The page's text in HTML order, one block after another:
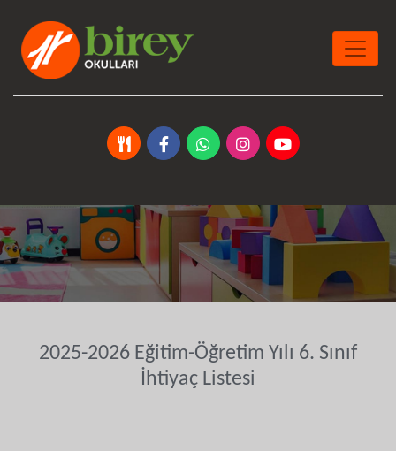
2025-2026 Eğitim-Öğretim Yılı 6. Sınıf
İhtiyaç Listesi